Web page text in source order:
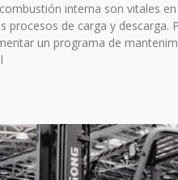
interna son vitales
procesos de carga y
un programa de